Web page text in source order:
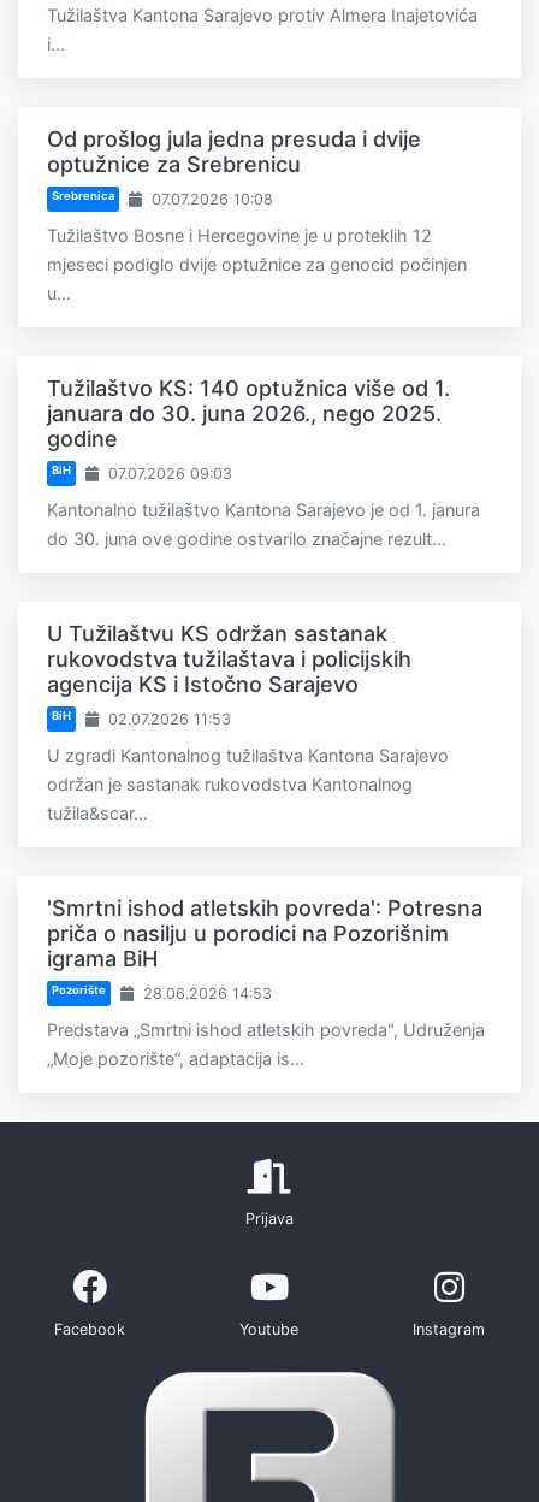
Tužilaštva Kantona Sarajevo protiv Almera Inajetovića
i...
Od prošlog jula jedna presuda i dvije
optužnice za Srebrenicu
Srebrenica 07.07.2026 10:08
Tužilaštvo Bosne i Hercegovine je u proteklih 12
mjeseci podiglo dvije optužnice za genocid počinjen
u...
Tužilaštvo KS: 140 optužnica više od 1.
januara do 30. juna 2026., nego 2025.
godine
BiH 07.07.2026 09:03
Kantonalno tužilaštvo Kantona Sarajevo je od 1. janura
do 30. juna ove godine ostvarilo značajne rezult...
U Tužilaštvu KS održan sastanak
rukovodstva tužilaštava i policijskih
agencija KS i Istočno Sarajevo
BiH 02.07.2026 11:53
U zgradi Kantonalnog tužilaštva Kantona Sarajevo
održan je sastanak rukovodstva Kantonalnog
tužila&scar...
'Smrtni ishod atletskih povreda': Potresna
priča o nasilju u porodici na Pozorišnim
igrama BiH
Pozorište 28.06.2026 14:53
Predstava „Smrtni ishod atletskih povreda", Udruženja
„Moje pozorište“, adaptacija is...
Prijava
Facebook Youtube Instagram